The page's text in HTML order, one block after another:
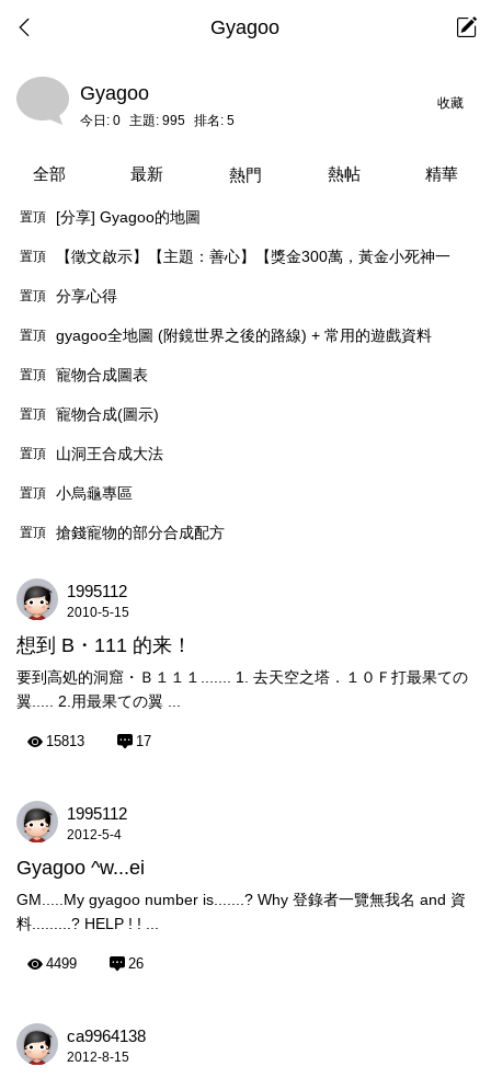
Gyagoo
收藏
Gyagoo
今日: 0 主題: 995 排名: 5
全部 最新 熱門 熱帖 精華
置頂 [分享] Gyagoo的地圖
置頂 【徵文啟示】【主題：善心】【獎金300萬，黃金小死神一
隻，投稿前三名送政宗兜】
置頂 分享心得
置頂 gyagoo全地圖 (附鏡世界之後的路線) + 常用的遊戲資料
置頂 寵物合成圖表
置頂 寵物合成(圖示)
置頂 山洞王合成大法
置頂 小烏龜專區
置頂 搶錢寵物的部分合成配方
1995112
2010-5-15
想到 B・111 的来！
要到高処的洞窟・Ｂ１１１....... 1. 去天空之塔．１０Ｆ打最果ての
翼..... 2.用最果ての翼 ...
15813 17
1995112
2012-5-4
Gyagoo ^w...ei
GM.....My gyagoo number is.......? Why 登錄者一覽無我名 and 資
料.........? HELP ! ! ...
4499 26
ca9964138
2012-8-15